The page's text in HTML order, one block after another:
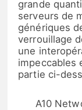
grande
serveurs de
génériques
verrouillage
une
impeccables
partie ci-
A10